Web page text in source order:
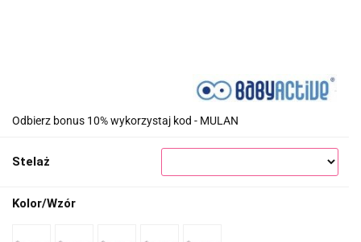
Odbierz bonus 10% wykorzystaj kod - MULAN
Stelaż
Kolor/Wzór